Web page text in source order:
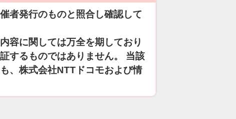
者発行のものと照合し確認して
容に関しては万全を期しており
するものではありません。 当該
、株式会社NTTドコモおよび情